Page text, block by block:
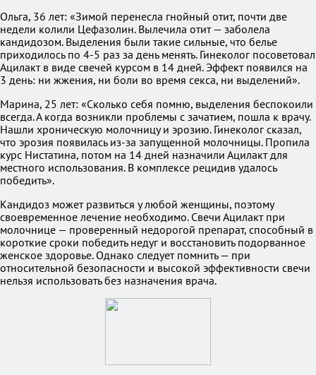
Ольга, 36 лет: «Зимой перенесла гнойный отит, почти две
недели колили Цефазолин. Вылечила отит — заболела
кандидозом. Выделения были такие сильные, что белье
приходилось по 4-5 раз за день менять. Гинеколог посоветовал
Ацилакт в виде свечей курсом в 14 дней. Эффект появился на
3 день: ни жжения, ни боли во время секса, ни выделений».
Марина, 25 лет: «Сколько себя помню, выделения беспокоили
всегда. А когда возникли проблемы с зачатием, пошла к врачу.
Нашли хроническую молочницу и эрозию. Гинеколог сказал,
что эрозия появилась из-за запущенной молочницы. Пропила
курс Нистатина, потом на 14 дней назначили Ацилакт для
местного использования. В комплексе рецидив удалось
победить».
Кандидоз может развиться у любой женщины, поэтому
своевременное лечение необходимо. Свечи Ацилакт при
молочнице — проверенный недорогой препарат, способный в
короткие сроки победить недуг и восстановить подорванное
женское здоровье. Однако следует помнить — при
относительной безопасности и высокой эффективности свечи
нельзя использовать без назначения врача.